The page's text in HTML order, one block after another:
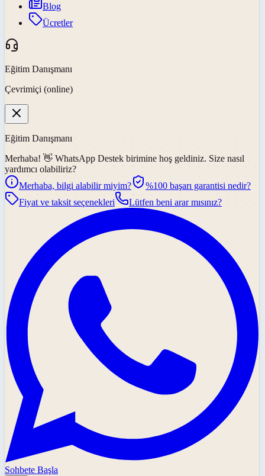
Blog
Ücretler
Eğitim Danışmanı
Çevrimiçi (online)
Eğitim Danışmanı
Merhaba! 👋 WhatsApp Destek birimine hoş geldiniz. Size nasıl
yardımcı olabiliriz?
Merhaba, bilgi alabilir miyim?
%100 başarı garantisi nedir?
Fiyat ve taksit seçenekleri
Lütfen beni arar mısınız?
Sohbete Başla